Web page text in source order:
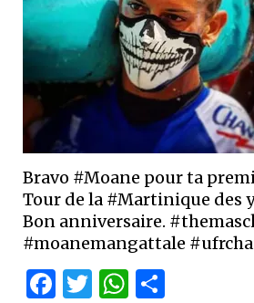
Bravo #Moane pour ta
Tour de la #Martinique des
Bon anniversaire.
#moanemangattale
Facebook
Twitter